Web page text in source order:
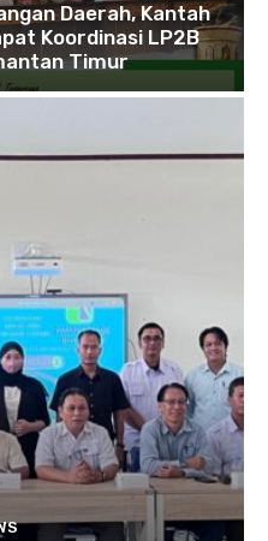
Daerah, Kantah
Koordinasi LP2B
Timur